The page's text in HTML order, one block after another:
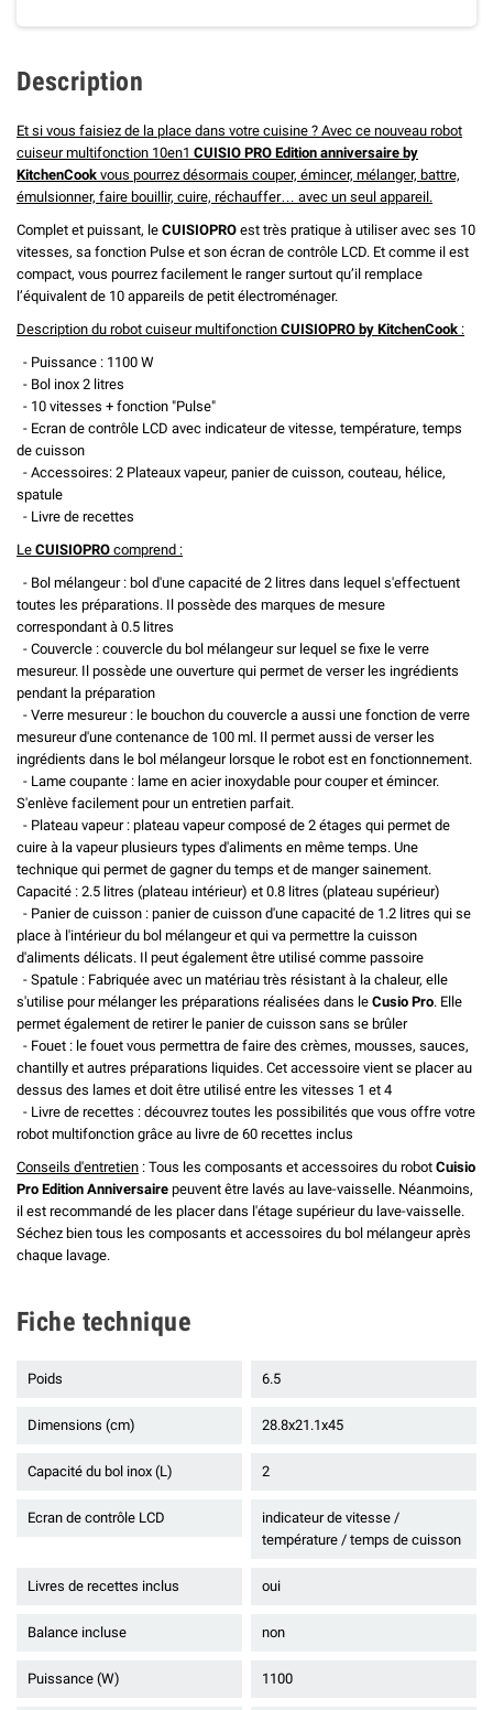
Description
Et si vous faisiez de la place dans votre cuisine ? Avec ce nouveau robot
cuiseur multifonction 10en1 CUISIO PRO Edition anniversaire by
KitchenCook vous pourrez désormais couper, émincer, mélanger, battre,
émulsionner, faire bouillir, cuire, réchauffer… avec un seul appareil.
Complet et puissant, le CUISIOPRO est très pratique à utiliser avec ses 10
vitesses, sa fonction Pulse et son écran de contrôle LCD. Et comme il est
compact, vous pourrez facilement le ranger surtout qu’il remplace
l’équivalent de 10 appareils de petit électroménager.
Description du robot cuiseur multifonction CUISIOPRO by KitchenCook :
- Puissance : 1100 W
- Bol inox 2 litres
- 10 vitesses + fonction "Pulse"
- Ecran de contrôle LCD avec indicateur de vitesse, température, temps
de cuisson
- Accessoires: 2 Plateaux vapeur, panier de cuisson, couteau, hélice,
spatule
- Livre de recettes
Le CUISIOPRO comprend :
- Bol mélangeur : bol d'une capacité de 2 litres dans lequel s'effectuent
toutes les préparations. Il possède des marques de mesure
correspondant à 0.5 litres
- Couvercle : couvercle du bol mélangeur sur lequel se fixe le verre
mesureur. Il possède une ouverture qui permet de verser les ingrédients
pendant la préparation
- Verre mesureur : le bouchon du couvercle a aussi une fonction de verre
mesureur d'une contenance de 100 ml. Il permet aussi de verser les
ingrédients dans le bol mélangeur lorsque le robot est en fonctionnement.
- Lame coupante : lame en acier inoxydable pour couper et émincer.
S'enlève facilement pour un entretien parfait.
- Plateau vapeur : plateau vapeur composé de 2 étages qui permet de
cuire à la vapeur plusieurs types d'aliments en même temps. Une
technique qui permet de gagner du temps et de manger sainement.
Capacité : 2.5 litres (plateau intérieur) et 0.8 litres (plateau supérieur)
- Panier de cuisson : panier de cuisson d'une capacité de 1.2 litres qui se
place à l'intérieur du bol mélangeur et qui va permettre la cuisson
d'aliments délicats. Il peut également être utilisé comme passoire
- Spatule : Fabriquée avec un matériau très résistant à la chaleur, elle
s'utilise pour mélanger les préparations réalisées dans le Cusio Pro. Elle
permet également de retirer le panier de cuisson sans se brûler
- Fouet : le fouet vous permettra de faire des crèmes, mousses, sauces,
chantilly et autres préparations liquides. Cet accessoire vient se placer au
dessus des lames et doit être utilisé entre les vitesses 1 et 4
- Livre de recettes : découvrez toutes les possibilités que vous offre votre
robot multifonction grâce au livre de 60 recettes inclus
Conseils d'entretien : Tous les composants et accessoires du robot Cuisio
Pro Edition Anniversaire peuvent être lavés au lave-vaisselle. Néanmoins,
il est recommandé de les placer dans l'étage supérieur du lave-vaisselle.
Séchez bien tous les composants et accessoires du bol mélangeur après
chaque lavage.
Fiche technique
Poids 6.5
Dimensions (cm) 28.8x21.1x45
Capacité du bol inox (L) 2
Ecran de contrôle LCD
indicateur de vitesse /
température / temps de cuisson
Livres de recettes inclus oui
Balance incluse non
Puissance (W) 1100